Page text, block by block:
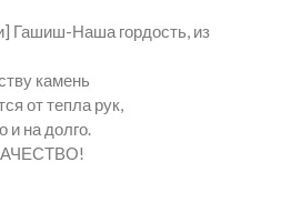
Гашиш-Наша гордость, из
камень
от тепла рук,
и на долго.